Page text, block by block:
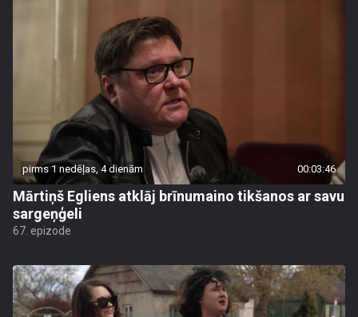
pirms 1 nedēļas, 4 dienām 00:03:46
Mārtiņš Egliens atklāj brīnumaino tikšanos ar savu
sargeņģeli
67. epizode